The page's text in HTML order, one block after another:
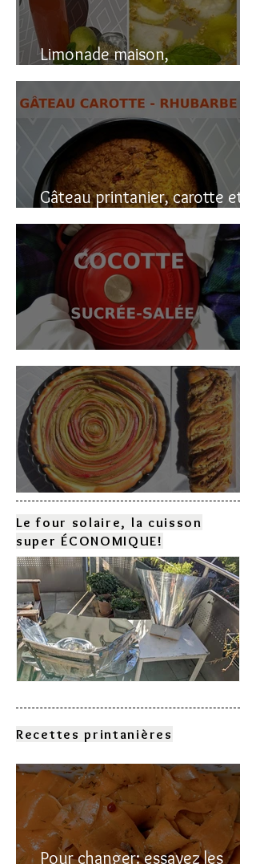
Limonade maison,
naturellement pétillante!!!
Gâteau printanier, carotte et
rhubarbe
Cocotte sucrée-salée
Deux gâteaux à la rhubarbe
Le four solaire, la cuisson
super ÉCONOMIQUE!
Comment choisir son four
solaire?
Recettes printanières
Pour changer: essayez les